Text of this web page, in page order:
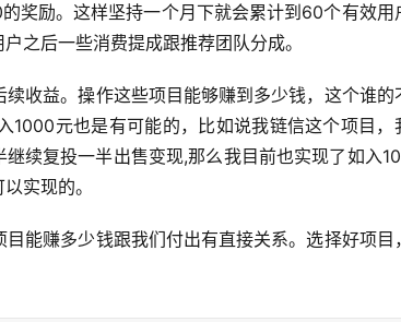
奖励。这样坚持一个月下就会累计到60个有效用
之后一些消费提成跟推荐团队分成。
收益。操作这些项目能够赚到多少钱，这个谁的
1000元也是有可能的，比如说我链信这个项目，
续复投一半出售变现,那么我目前也实现了如入
实现的。
能赚多少钱跟我们付出有直接关系。选择好项目